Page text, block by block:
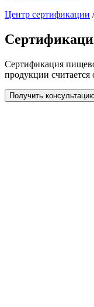
Центр сертификации
Сертификация
продукции считается
Получить